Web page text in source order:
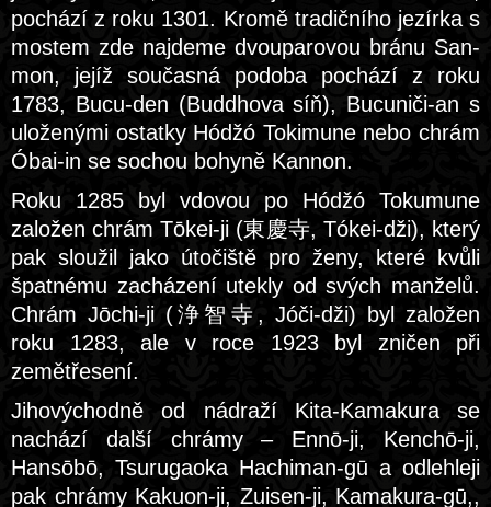
pochází z roku 1301. Kromě tradičního jezírka s
mostem zde najdeme dvouparovou bránu San-
mon, jejíž současná podoba pochází z roku
1783, Bucu-den (Buddhova síň), Bucuniči-an s
uloženými ostatky Hódžó Tokimune nebo chrám
Óbai-in se sochou bohyně Kannon.
Roku 1285 byl vdovou po Hódžó Tokumune
založen chrám Tōkei-ji (東慶寺, Tókei-dži), který
pak sloužil jako útočiště pro ženy, které kvůli
špatnému zacházení utekly od svých manželů.
Chrám Jōchi-ji (浄智寺, Jóči-dži) byl založen
roku 1283, ale v roce 1923 byl zničen při
zemětřesení.
Jihovýchodně od nádraží Kita-Kamakura se
nachází další chrámy – Ennō-ji, Kenchō-ji,
Hansōbō, Tsurugaoka Hachiman-gū a odlehleji
pak chrámy Kakuon-ji, Zuisen-ji, Kamakura-gū,,